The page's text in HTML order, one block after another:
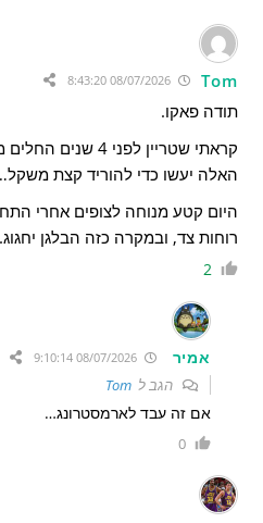
Tom
תודה פאקו.
קראתי שטריין
האלה יעשו כדי להוריד קצת
היום קטע מנוחה לצופים אחרי
רוחות צד, ובמקרה כזה הבלגן יחגוג.
2
אמיר 08/07/2026 9:10:14
הגב לTom
אם זה עבד לארמסטרונג…
0